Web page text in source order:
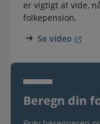
er vigtigt at vide,
folkepension.
Se video
Beregn din